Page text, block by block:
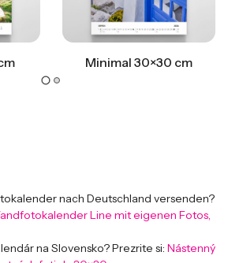
Minimal 30×30 cm
nach Deutschland versenden?
Line mit eigenen Fotos,
na Slovensko? Prezrite si: Nástenný